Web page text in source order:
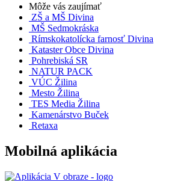
Môže vás zaujímať
ZŠ a MŠ Divina
MŠ Sedmokráska
Rímskokatolícka farnosť Divina
Kataster Obce Divina
Pohrebiská SR
NATUR PACK
VÚC Žilina
Mesto Žilina
TES Media Žilina
Kamenárstvo Buček
Retaxa
Mobilná aplikácia